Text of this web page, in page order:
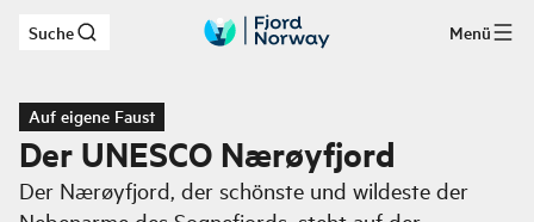
Zum Hauptinhalt
Suche Menü
Auf eigene Faust
Der UNESCO Nærøyfjord
Der Nærøyfjord, der schönste und wildeste der